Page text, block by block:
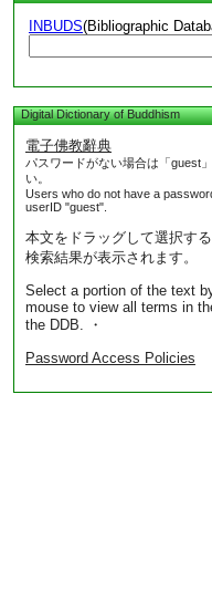
INBUDS(Bibliographic
Digital Dictionary of Buddhism
電子佛教辭典
パスワードがない場合は「guest
い。
Users who do not have a
userID "guest".
本文をドラッグして選択す
検索結果が表示されます。
Select a portion of the text
mouse to view all terms in
the DDB. ・
Password Access Policies